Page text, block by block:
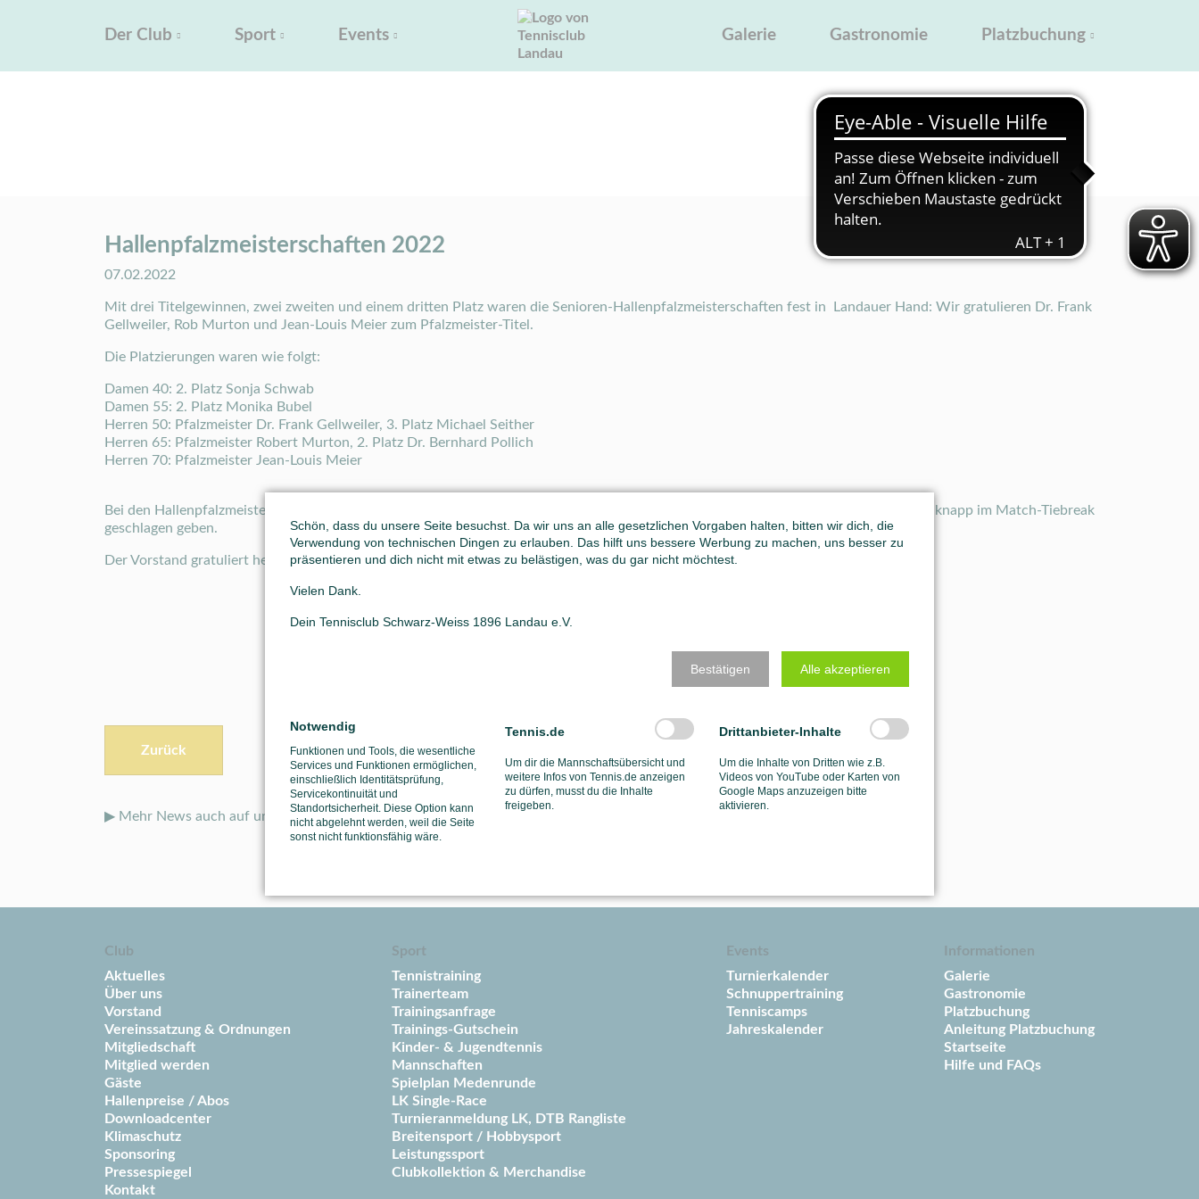
Der Club Sport Events Galerie Gastronomie Platzbuchung
Hallenpfalzmeisterschaften 2022
07.02.2022
Mit drei Titelgewinnen, zwei zweiten und einem dritten Platz waren die Senioren-Hallenpfalzmeisterschaften fest in Landauer Hand: Wir gratulieren Dr. Frank
Gellweiler, Rob Murton und Jean-Louis Meier zum Pfalzmeister-Titel.
Die Platzierungen waren wie folgt:
Damen 40: 2. Platz Sonja Schwab
Damen 55: 2. Platz Monika Bubel
Herren 50: Pfalzmeister Dr. Frank Gellweiler, 3. Platz Michael Seither
Herren 65: Pfalzmeister Robert Murton, 2. Platz Dr. Bernhard Pollich
Herren 70: Pfalzmeister Jean-Louis Meier
Bei den Hallenpfalzmeisterschaften der Jugend erreichte
3. Platz. Er musste sich im Halbfinale knapp im Match-Tiebreak
geschlagen geben.
Der Vorstand gratuliert herzlich und freut sich über euren Erfolg!
Zurück
▶ Mehr News auch auf unserenSocial-Media-Kanälen oder unserer neuen
Club
Aktuelles
Über uns
Vorstand
Vereinssatzung & Ordnungen
Mitgliedschaft
Mitglied werden
Gäste
Hallenpreise / Abos
Downloadcenter
Klimaschutz
Sponsoring
Pressespiegel
Kontakt
Sport
Tennistraining
Trainerteam
Trainingsanfrage
Trainings-Gutschein
Kinder- & Jugendtennis
Mannschaften
Spielplan Medenrunde
LK Single-Race
Turnieranmeldung LK, DTB Rangliste
Breitensport / Hobbysport
Leistungssport
Clubkollektion & Merchandise
Events
Turnierkalender
Schnuppertraining
Tenniscamps
Jahreskalender
Informationen
Galerie
Gastronomie
Platzbuchung
Anleitung Platzbuchung
Startseite
Hilfe und FAQs
Schön, dass du unsere Seite besuchst. Da wir uns an alle gesetzlichen Vorgaben halten, bitten wir dich, die
Verwendung von technischen Dingen zu erlauben. Das hilft uns bessere Werbung zu machen, uns besser zu
präsentieren und dich nicht mit etwas zu belästigen, was du gar nicht möchtest.
Vielen Dank.
Dein Tennisclub Schwarz-Weiss 1896 Landau e.V.
Bestätigen Alle akzeptieren
Notwendig
Funktionen und Tools, die wesentliche
Services und Funktionen ermöglichen,
einschließlich Identitätsprüfung,
Servicekontinuität und
Standortsicherheit. Diese Option kann
nicht abgelehnt werden, weil die Seite
sonst nicht funktionsfähig wäre.
Tennis.de
Um dir die Mannschaftsübersicht und
weitere Infos von Tennis.de anzeigen
zu dürfen, musst du die Inhalte
freigeben.
Drittanbieter-Inhalte
Um die Inhalte von Dritten wie z.B.
Videos von YouTube oder Karten von
Google Maps anzuzeigen bitte
aktivieren.